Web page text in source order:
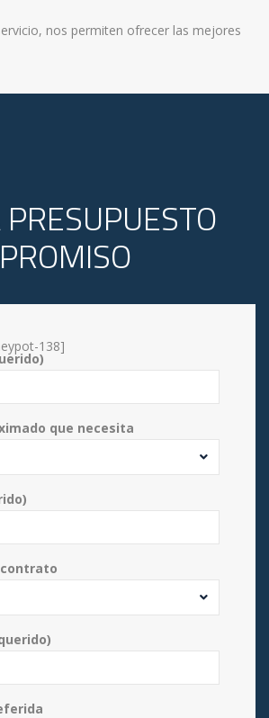
nos permiten ofrecer las mejores
138]
que necesita